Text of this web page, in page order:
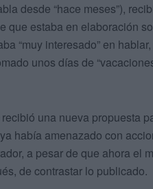
desde “hace meses”),
que estaba en elaboración
“muy interesado” en
unos días de
una nueva propuesta
había amenazado con
a pesar de que ahora el
de contrastar lo publicado.